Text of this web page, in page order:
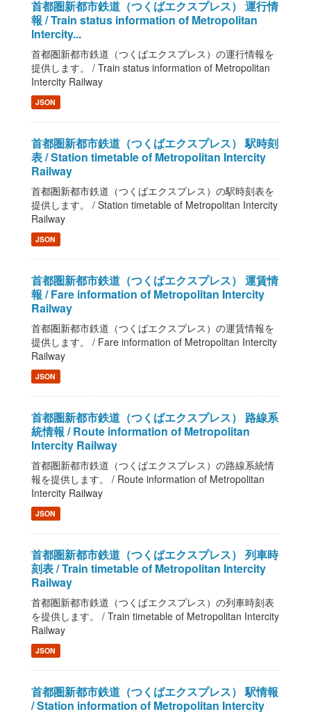
首都圏新都市鉄道（つくばエクスプレス） 運行情
報 / Train status information of Metropolitan
Intercity...
首都圏新都市鉄道（つくばエクスプレス）の運行情報を
提供します。 / Train status information of Metropolitan
Intercity Railway
JSON
首都圏新都市鉄道（つくばエクスプレス） 駅時刻
表 / Station timetable of Metropolitan Intercity
Railway
首都圏新都市鉄道（つくばエクスプレス）の駅時刻表を
提供します。 / Station timetable of Metropolitan Intercity
Railway
JSON
首都圏新都市鉄道（つくばエクスプレス） 運賃情
報 / Fare information of Metropolitan Intercity
Railway
首都圏新都市鉄道（つくばエクスプレス）の運賃情報を
提供します。 / Fare information of Metropolitan Intercity
Railway
JSON
首都圏新都市鉄道（つくばエクスプレス） 路線系
統情報 / Route information of Metropolitan
Intercity Railway
首都圏新都市鉄道（つくばエクスプレス）の路線系統情
報を提供します。 / Route information of Metropolitan
Intercity Railway
JSON
首都圏新都市鉄道（つくばエクスプレス） 列車時
刻表 / Train timetable of Metropolitan Intercity
Railway
首都圏新都市鉄道（つくばエクスプレス）の列車時刻表
を提供します。 / Train timetable of Metropolitan Intercity
Railway
JSON
首都圏新都市鉄道（つくばエクスプレス） 駅情報
/ Station information of Metropolitan Intercity